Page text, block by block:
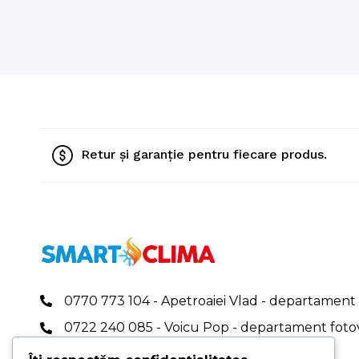
Retur și garanție pentru fiecare produs.
0770 773 104 - Apetroaiei Vlad - departament
0722 240 085 - Voicu Pop - departament
0767 409 696